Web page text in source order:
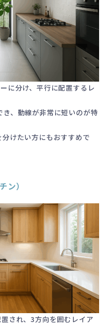
に分け、平行に配置するレ
、動線が非常に短いのが特
けたい方にもおすすめで
ン）
され、3方向を囲むレイア